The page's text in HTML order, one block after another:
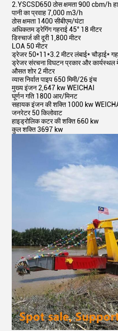
2.YSCSD650 ठोस क्षमता 900 cbm/h
पानी का प्रवाह 7,000 m3/h
ठोस क्षमता 1400 सीबीएम/घंटा
अधिकतम ड्रेगिंग गहराई 45° 18 मीटर
डिस्चार्ज की दूरी 1,800 मीटर
LOA 50 मीटर
ड्रेजर 50*11*3.2 मीटर लंबाई* चौड़ाई*
ड्रेजर संरचना विघटन प्रकार और कार्यस्थल
औसत शोर 2 मीटर
व्यास निर्वात पाइप 650 मिमी/26 इंच
मुख्य इंजन 2,647 kw WEICHAI
घूर्णन गति 1800 आर/मिनट
सहायक इंजन की शक्ति 1000 kw
जनरेटर 50 किलोवाट
हाइड्रोलिक कटर की शक्ति 660 kw
कुल शक्ति 3697 kw